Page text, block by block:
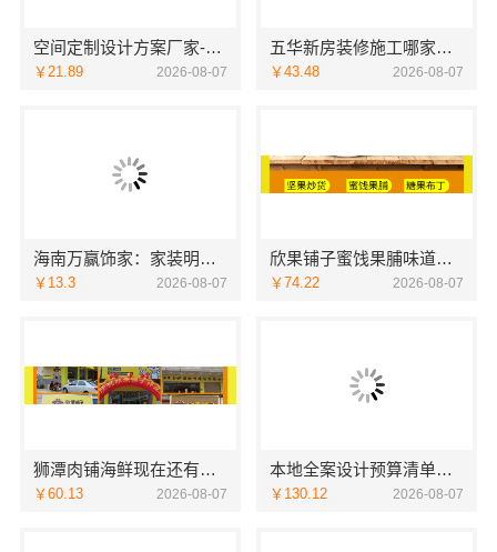
空间定制设计方案厂家-江西圣匠新型环保材料有限公司
￥21.89 2026-08-07
五华新房装修施工哪家好？云南至高新型建材有限公司专业可靠
￥43.48 2026-08-07
海南万赢饰家：家装明细报价公开
￥13.3 2026-08-07
欣果铺子蜜饯果脯味道非常不错
￥74.22 2026-08-07
狮潭肉铺海鲜现在还有优惠
￥60.13 2026-08-07
本地全案设计预算清单创益讯建筑
￥130.12 2026-08-07